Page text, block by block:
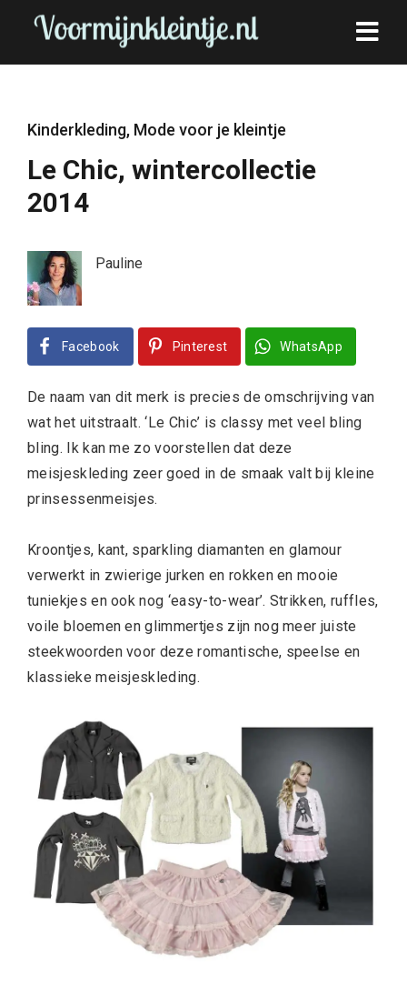
Kinderkleding, Mode voor je kleintje
Le Chic, wintercollectie
2014
Pauline
Facebook Pinterest WhatsApp
De naam van dit merk is precies de omschrijving van
wat het uitstraalt. ‘Le Chic’ is classy met veel bling
bling. Ik kan me zo voorstellen dat deze
meisjeskleding zeer goed in de smaak valt bij kleine
prinsessenmeisjes.
Kroontjes, kant, sparkling diamanten en glamour
verwerkt in zwierige jurken en rokken en mooie
tuniekjes en ook nog ‘easy-to-wear’. Strikken, ruffles,
voile bloemen en glimmertjes zijn nog meer juiste
steekwoorden voor deze romantische, speelse en
klassieke meisjeskleding.